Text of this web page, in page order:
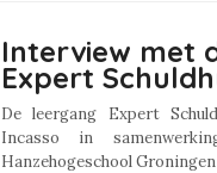
Interview met
Expert
De leergang Expert
Incasso in
Hanzehogeschool